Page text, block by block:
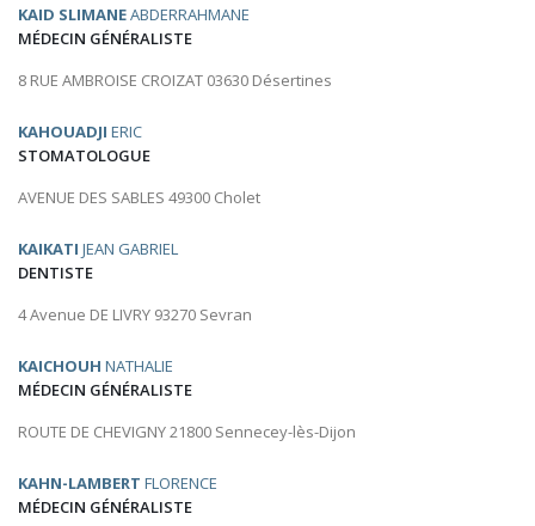
KAID SLIMANEABDERRAHMANE
MÉDECIN GÉNÉRALISTE
8 RUE AMBROISE CROIZAT 03630 Désertines
KAHOUADJI ERIC
STOMATOLOGUE
AVENUE DES SABLES 49300 Cholet
KAIKATI JEAN GABRIEL
DENTISTE
4 Avenue DE LIVRY 93270 Sevran
KAICHOUH NATHALIE
MÉDECIN GÉNÉRALISTE
ROUTE DE CHEVIGNY 21800 Sennecey-lès-Dijon
KAHN-LAMBERT FLORENCE
MÉDECIN GÉNÉRALISTE